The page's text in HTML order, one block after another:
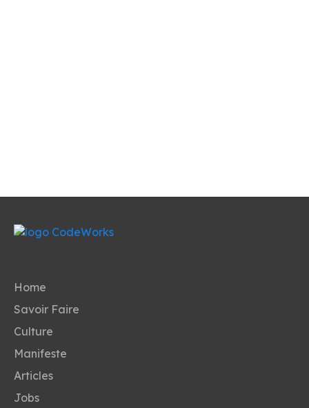
Home
Savoir Faire
Culture
Manifeste
Articles
Jobs